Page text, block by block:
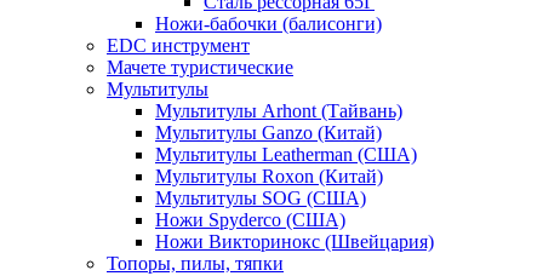
Ножи-бабочки (балисонги)
EDC инструмент
Мачете туристические
Мультитулы
Мультитулы Arhont (Тайвань)
Мультитулы Ganzo (Китай)
Мультитулы Leatherman (США)
Мультитулы Roxon (Китай)
Мультитулы SOG (США)
Ножи Spyderco (США)
Ножи Викторинокс (Швейцария)
Топоры, пилы, тяпки